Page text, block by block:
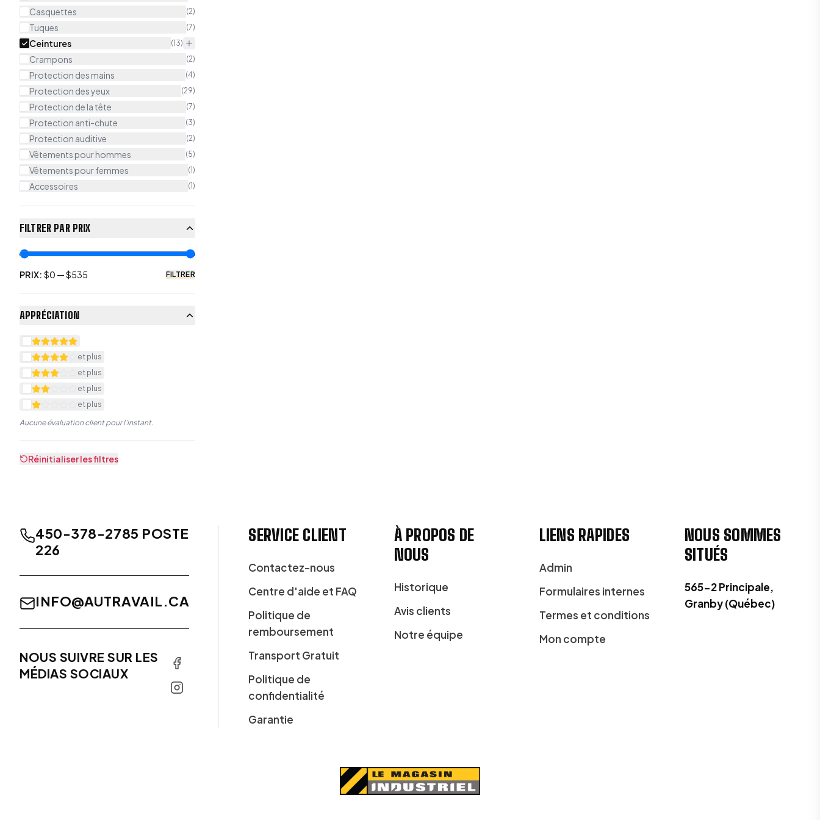
Casquettes
(2)
Tuques (7)
Ceintures (13)
Crampons (2)
Protection des mains (4)
Protection des yeux (29)
Protection de la tête (7)
Protection anti-chute (3)
Protection auditive (2)
Vêtements pour hommes (5)
Vêtements pour femmes (1)
Accessoires (1)
FILTRER PAR PRIX
PRIX: $0 — $535 FILTRER
APPRÉCIATION
et plus
et plus
et plus
et plus
Aucune évaluation client pour l’instant.
Réinitialiser les filtres
450-378-2785 POSTE
226
INFO@AUTRAVAIL.CA
NOUS SUIVRE SUR LES
MÉDIAS SOCIAUX
SERVICE CLIENT
Contactez-nous
Centre d'aide et FAQ
Politique de
remboursement
Transport Gratuit
Politique de
confidentialité
Garantie
À PROPOS DE
NOUS
Historique
Avis clients
Notre équipe
LIENS RAPIDES
Admin
Formulaires internes
Termes et conditions
Mon compte
NOUS SOMMES
SITUÉS
565-2 Principale,
Granby (Québec)